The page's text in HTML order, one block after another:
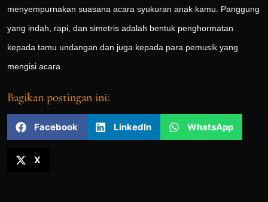
menyempurnakan suasana acara syukuran anak kamu. Panggung
yang indah, rapi, dan simetris adalah bentuk penghormatan
kepada tamu undangan dan juga kepada para pemusik yang
mengisi acara.
Bagikan postingan ini:
Facebook LinkedIn WhatsApp
X